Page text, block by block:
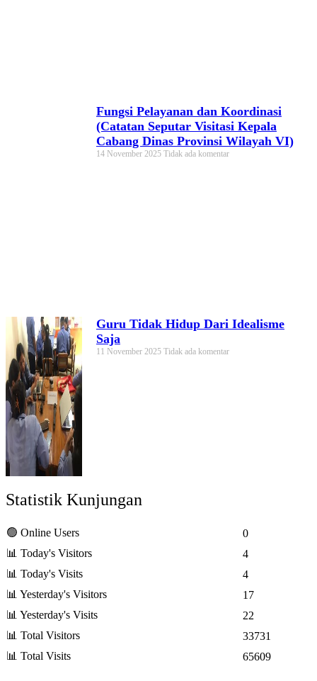
Fungsi Pelayanan dan Koordinasi
(Catatan Seputar Visitasi Kepala
Cabang Dinas Provinsi Wilayah VI)
14 November 2025 Tidak ada komentar
Guru Tidak Hidup Dari Idealisme
Saja
11 November 2025 Tidak ada komentar
Statistik Kunjungan
🟢 Online Users
0
📊 Today's Visitors
4
📊 Today's Visits
4
📊 Yesterday's Visitors
17
📊 Yesterday's Visits
22
📊 Total Visitors
33731
📊 Total Visits
65609